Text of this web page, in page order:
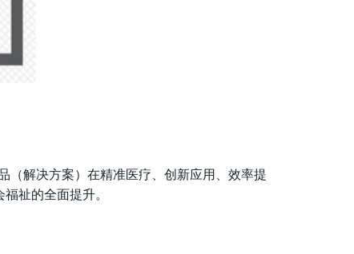
解决方案）在精准医疗、创新应用、效率提
祉的全面提升。